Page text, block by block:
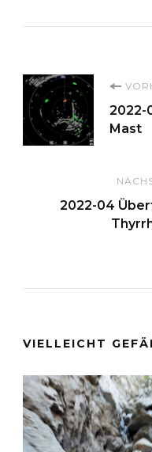
2022-
Mast
2022-04
VIELLEICHT